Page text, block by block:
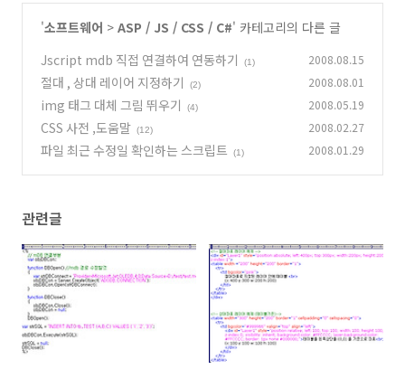
'소프트웨어 > ASP / JS / CSS / C#' 카테고리의 다른 글
Jscript mdb 직접 연결하여 연동하기
(1) 2008.08.15
절대 , 상대 레이어 지정하기 (2) 2008.08.01
img 태그 대체 그림 뛰우기 (4) 2008.05.19
CSS 사전 ,도움말 (12) 2008.02.27
파일 최근 수정일 확인하는 스크립트 (1) 2008.01.29
관련글